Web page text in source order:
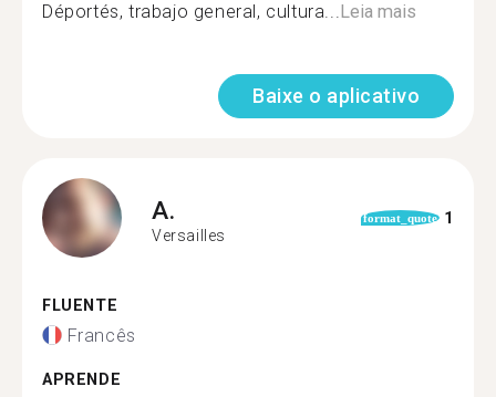
Déportés, trabajo general, cultura...Leia mais
Baixe o aplicativo
A.
Versailles
format_quote 1
FLUENTE
Francês
APRENDE